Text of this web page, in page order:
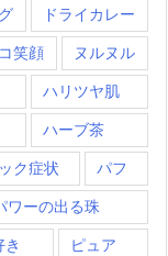
ドライカレー
笑顔 ヌルヌル
ハリツヤ肌
ハーブ茶
ク症状 パフ
ワーの出る珠
き ピュア